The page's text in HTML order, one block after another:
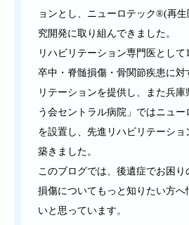
ョンとし、ニューロテック®(再
究開発に取り組んできました。
リハビリテーション専門医とし
卒中・脊髄損傷・骨関節疾患に
リテーションを提供し、また兵
う会セントラル病院」ではニュ
を設置し、先進リハビリテーシ
築きました。
このブログでは、後遺症でお困
損傷についてもっと知りたい方へ
いと思っています。